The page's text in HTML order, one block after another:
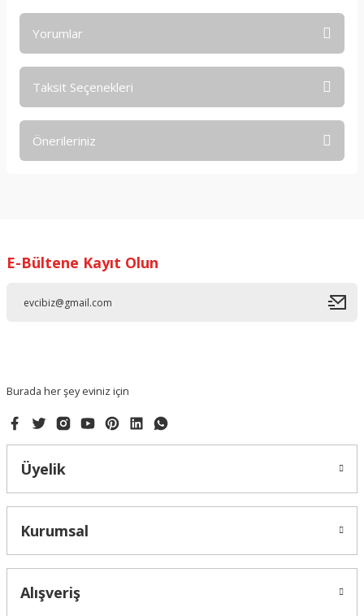
Yorumlar
Taksit Seçenekleri
Önerileriniz
Ürün resmi kalitesiz, bozuk veya görüntülenemiyor.
E-Bültene Kayıt Olun
Burada her şey eviniz için
Üyelik
Kurumsal
Alışveriş